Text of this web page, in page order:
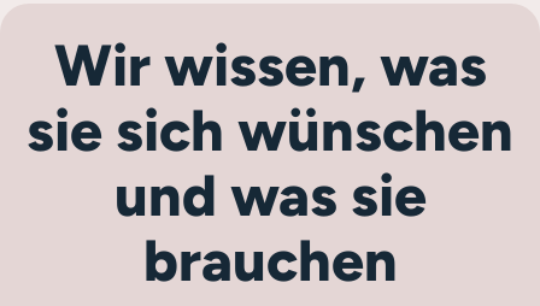
Wir wissen, was
sie sich wünschen
und was sie
brauchen